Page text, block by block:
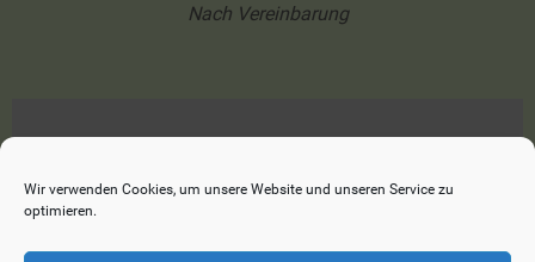
Wir verwenden Cookies, um unsere Website und unseren Service zu
optimieren.
Nach Vereinbarung